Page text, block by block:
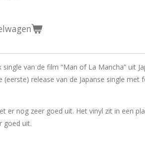
single van de film “Man of La Mancha” uit
(eerste) release van de Japanse single
er nog zeer goed uit. Het vinyl zit in een
goed uit.